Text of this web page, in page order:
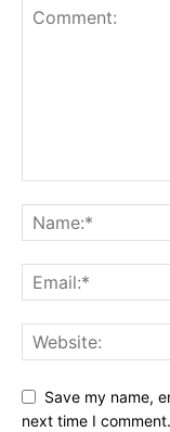
Save my name,
next time I comment.